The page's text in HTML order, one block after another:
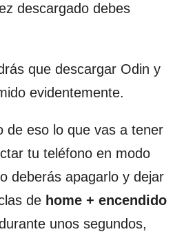
descargado debes
que descargar Odin y
evidentemente.
de eso lo que vas a tener
tu teléfono en modo
deberás apagarlo y dejar
de home + encendido
unos segundos,